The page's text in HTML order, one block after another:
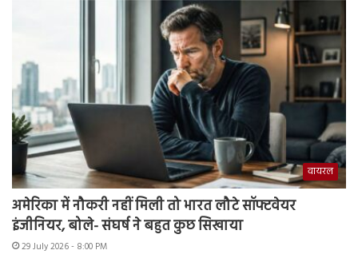
वायरल
अमेरिका में नौकरी नहीं मिली तो भारत लौटे सॉफ्टवेयर
इंजीनियर, बोले- संघर्ष ने बहुत कुछ सिखाया
29 July 2026 - 8:00 PM